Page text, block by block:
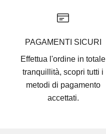
PAGAMENTI SICURI
Effettua l'ordine in totale
tranquillità, scopri tutti i
metodi di pagamento
accettati.